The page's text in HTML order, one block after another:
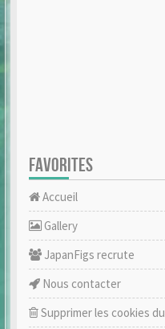
FAVORITES
Accueil
Gallery
JapanFigs recrute
Nous contacter
Supprimer les cookies